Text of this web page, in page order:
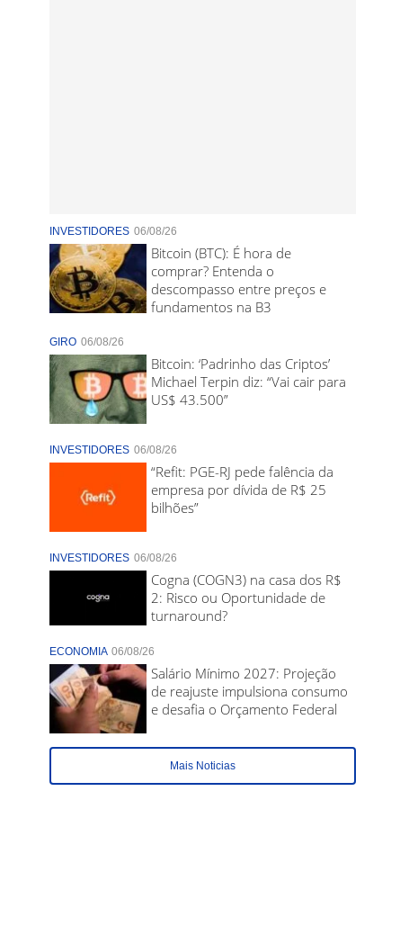
INVESTIDORES 06/08/26
Bitcoin (BTC): É hora de
comprar? Entenda o
descompasso entre preços e
fundamentos na B3
GIRO 06/08/26
Bitcoin: ‘Padrinho das Criptos’
Michael Terpin diz: “Vai cair para
US$ 43.500”
INVESTIDORES 06/08/26
“Refit: PGE-RJ pede falência da
empresa por dívida de R$ 25
bilhões”
INVESTIDORES 06/08/26
Cogna (COGN3) na casa dos R$
2: Risco ou Oportunidade de
turnaround?
ECONOMIA 06/08/26
Salário Mínimo 2027: Projeção
de reajuste impulsiona consumo
e desafia o Orçamento Federal
Mais Noticias